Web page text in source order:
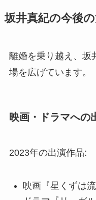
坂井真紀の今後
離婚を乗り越え、坂
場を広げています。
映画・ドラマへの
2023年の出演作品:
映画『星くずは流